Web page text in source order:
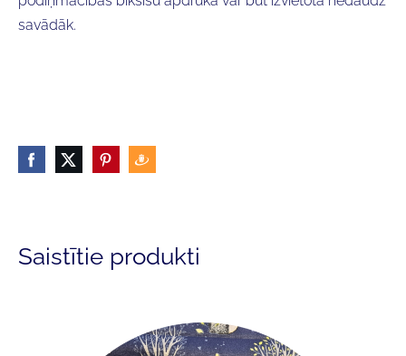
savādāk.
Saistītie produkti